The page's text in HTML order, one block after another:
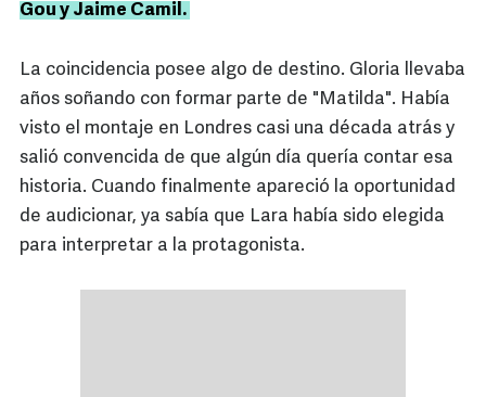
Gou y Jaime Camil.
La coincidencia posee algo de destino. Gloria llevaba
años soñando con formar parte de "Matilda". Había
visto el montaje en Londres casi una década atrás y
salió convencida de que algún día quería contar esa
historia. Cuando finalmente apareció la oportunidad
de audicionar, ya sabía que Lara había sido elegida
para interpretar a la protagonista.